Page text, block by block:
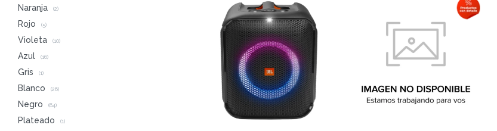
Naranja (2)
Rojo (5)
Violeta (10)
Azul (16)
Gris (1)
Blanco (26)
Negro (64)
Plateado (1)